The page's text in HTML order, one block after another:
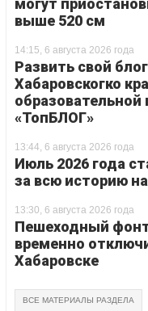
могут
выше 520 см
14:15, 6 августа 2026 года
Развить свой
Хабаровскогко
«ТопБЛОГ»
13:44, 6 августа 2026 года
Июль 2026 года
за всю историю
13:30, 6 августа 2026 года
Пешеходный
временно
Хабаровске
ВСЕ МАТЕРИАЛЫ РАЗДЕЛА